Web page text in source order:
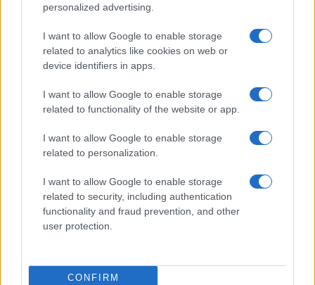
personalized advertising.
I want to allow Google to enable storage
related to analytics like cookies on web or
device identifiers in apps.
I want to allow Google to enable storage
related to functionality of the website or app.
I want to allow Google to enable storage
related to personalization.
I want to allow Google to enable storage
related to security, including authentication
functionality and fraud prevention, and other
user protection.
CONFIRM
NEWS
Brent chute de 8,3 % : le pétrole en net repli malgré un or
résilient